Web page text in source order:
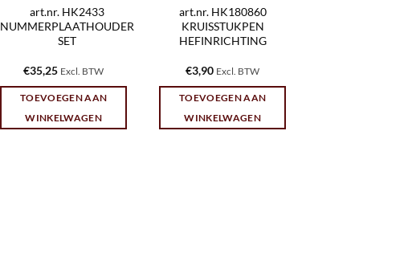
art.nr. HK2433
NUMMERPLAATHOUDER
SET
€35,25 Excl. BTW
TOEVOEGEN AAN
WINKELWAGEN
art.nr. HK180860
KRUISSTUKPEN
HEFINRICHTING
€3,90 Excl. BTW
TOEVOEGEN AAN
WINKELWAGEN